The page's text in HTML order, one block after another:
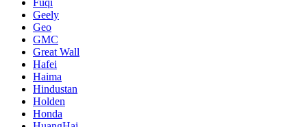
Fuqi
Geely
Geo
GMC
Great Wall
Hafei
Haima
Hindustan
Holden
Honda